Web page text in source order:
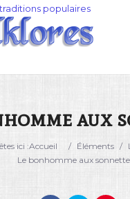
aux
ici :Accueil / Éléments /
Le bonhomme aux